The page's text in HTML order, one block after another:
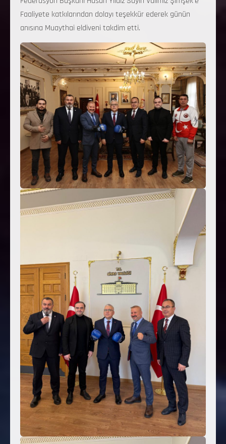
Faaliyete katkılarından dolayı teşekkür ederek günün
anısına Muaythai eldiveni takdim etti.